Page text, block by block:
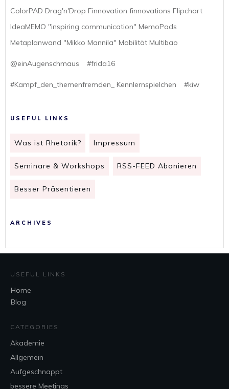
ColorPAD Drag'n'Drop Finnovation finnovations Flipchart
IdeaMEMO "inspiring communication" MemoPads
Metaplanwand "Mikko Mannila" Mobilität Multibao
@einAugenschmaus #frida16
#Kampf_den_themenfremden_ Kennlernspielchen #kiw
USEFUL LINKS
Was ist Rhetorik? Impressum
Seminare & Workshops RSS-FEED Abonieren
Besser Präsentieren
ARCHIVES
USEFUL LINKS
Home
Blog
CATEGORIES
Akademie
Allgemein
Aufgeschnappt
bessere Meetings